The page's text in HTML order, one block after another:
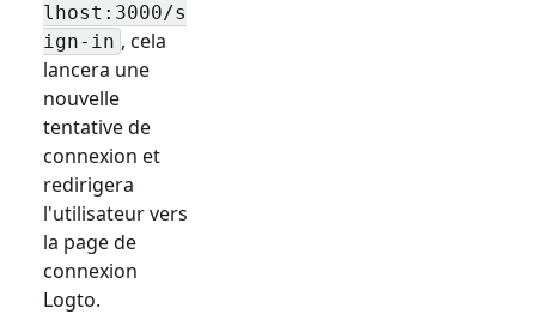
lhost:3000/s
ign-in , cela
lancera une
nouvelle
tentative de
connexion et
redirigera
l'utilisateur vers
la page de
connexion
Logto.